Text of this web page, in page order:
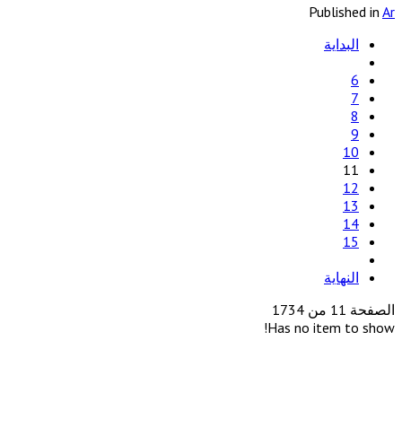
Published in Ar
البداية
6
7
8
9
10
11
12
13
14
15
النهاية
الصفحة 11 من 1734
Has no item to show!